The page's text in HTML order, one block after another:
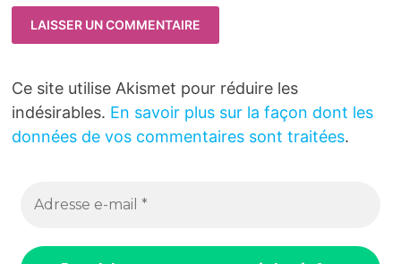
Ce site utilise Akismet pour réduire les
indésirables. En savoir plus sur la façon dont les
données de vos commentaires sont traitées.